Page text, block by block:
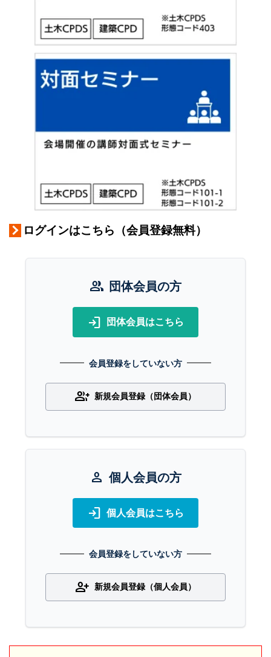
ログインはこちら（会員登録無料）
group 団体会員の方
login 団体会員はこちら
会員登録をしていない方
group_add 新規会員登録（団体会員）
person 個人会員の方
login 個人会員はこちら
会員登録をしていない方
person_add 新規会員登録（個人会員）